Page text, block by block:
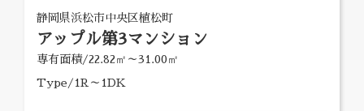
静岡県浜松市中央区植松町
アップル第3マンション
専有面積/22.82㎡～31.00㎡
Type/1R～1DK